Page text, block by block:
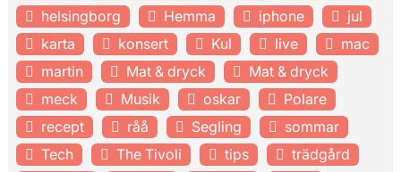
helsingborg
Hemma iphone
jul
karta
konsert Kul live
mac
martin
Mat & dryck
Mat & dryck
meck
Musik oskar
Polare
recept
råå Segling
sommar
Tech
The Tivoli tips
trädgård